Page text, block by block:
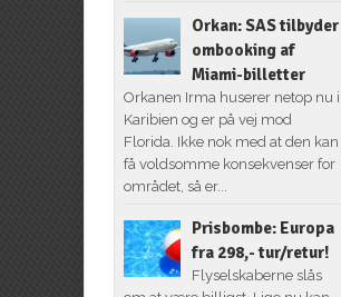
Orkan: SAS tilbyder
ombooking af
Miami-billetter
Orkanen Irma huserer netop nu i
Karibien og er på vej mod
Florida. Ikke nok med at den kan
få voldsomme konsekvenser for
området, så er...
Prisbombe: Europa
fra 298,- tur/retur!
Flyselskaberne slås